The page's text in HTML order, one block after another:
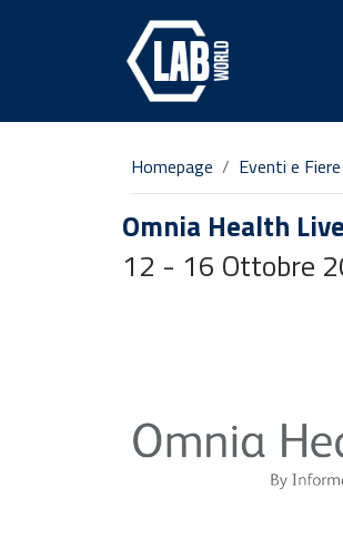
Homepage Eventi e Fiere
Omnia Health
12 - 16 Ottobre